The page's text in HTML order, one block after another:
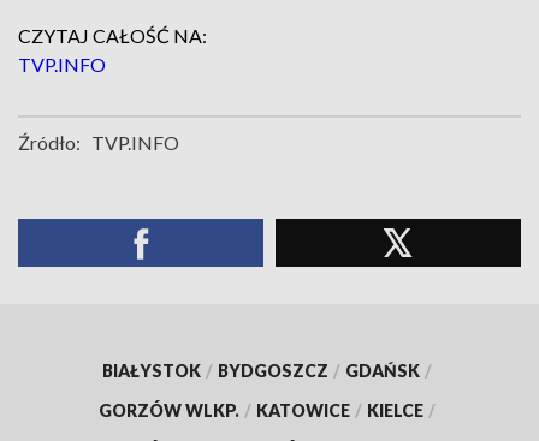
CZYTAJ CAŁOŚĆ NA:
TVP.INFO
Źródło: TVP.INFO
BIAŁYSTOK / BYDGOSZCZ / GDAŃSK /
GORZÓW WLKP. / KATOWICE / KIELCE /